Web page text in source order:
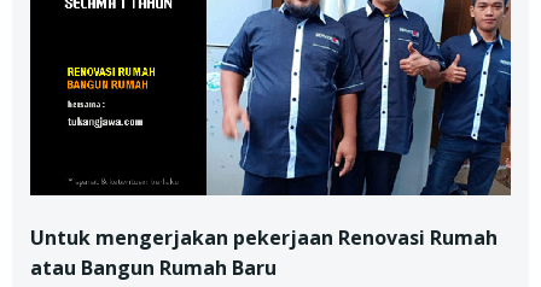
Untuk mengerjakan pekerjaan Renovasi Rumah
atau Bangun Rumah Baru